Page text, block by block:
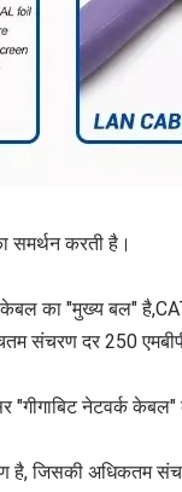
समर्थन करती है।
केबल का "मुख्य बल" है,
संचरण दर 250
नेटवर्क केबल"
है, जिसकी अधिकतम